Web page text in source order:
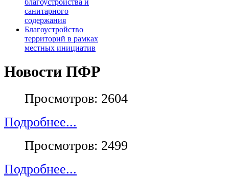
благоустройства и
санитарного
содержания
Благоустройство
территорий в рамках
местных инициатив
Новости ПФР
Просмотров: 2604
Подробнее...
Просмотров: 2499
Подробнее...